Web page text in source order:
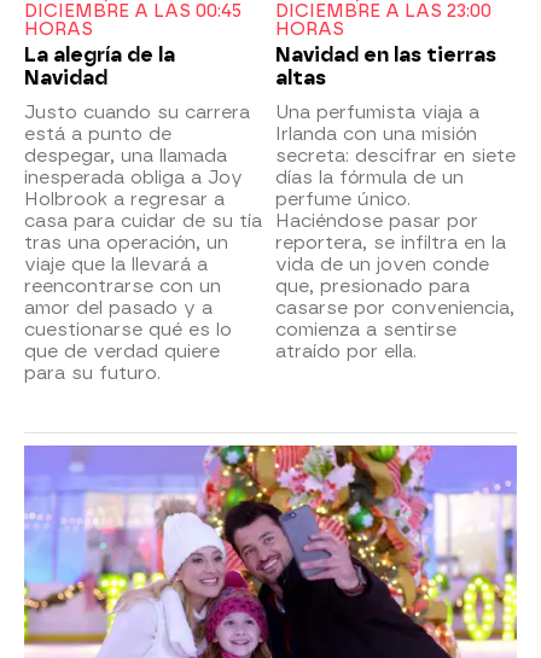
DICIEMBRE A LAS 00:45
HORAS
La alegría de la
Navidad
Justo cuando su carrera
está a punto de
despegar, una llamada
inesperada obliga a Joy
Holbrook a regresar a
casa para cuidar de su tía
tras una operación, un
viaje que la llevará a
reencontrarse con un
amor del pasado y a
cuestionarse qué es lo
que de verdad quiere
para su futuro.
DICIEMBRE A LAS 23:00
HORAS
Navidad en las tierras
altas
Una perfumista viaja a
Irlanda con una misión
secreta: descifrar en siete
días la fórmula de un
perfume único.
Haciéndose pasar por
reportera, se infiltra en la
vida de un joven conde
que, presionado para
casarse por conveniencia,
comienza a sentirse
atraído por ella.